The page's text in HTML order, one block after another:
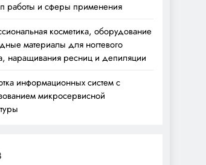
работы и сферы применения
косметика, оборудование
материалы для ногтевого
наращивания ресниц и депиляции
информационных систем с
микросервисной